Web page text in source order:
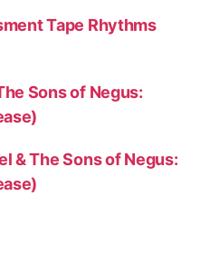
Tape Rhythms
Sons of Negus:
& The Sons of Negus: